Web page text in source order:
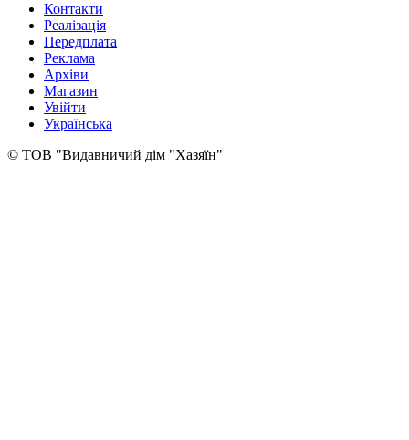
Контакти
Реалізація
Передплата
Реклама
Архіви
Магазин
Увійти
Українська
© ТОВ "Видавничий дім "Хазяїн"